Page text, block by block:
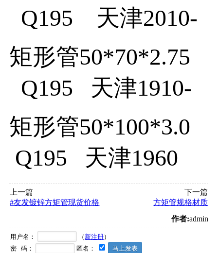
Q195 天津2010-
矩形管50*70*2.75
Q195 天津1910-
矩形管50*100*3.0
Q195 天津1960
上一篇
#友发镀锌方矩管现货价格
下一篇
方矩管规格材质
作者:admin
用户名： （ 新注册）
密 码：
匿名：